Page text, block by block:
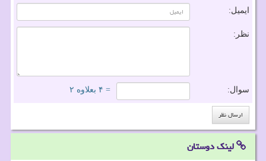
ایمیل:
نظر:
سوال: = ۴ بعلاوه ۲
لینک دوستان